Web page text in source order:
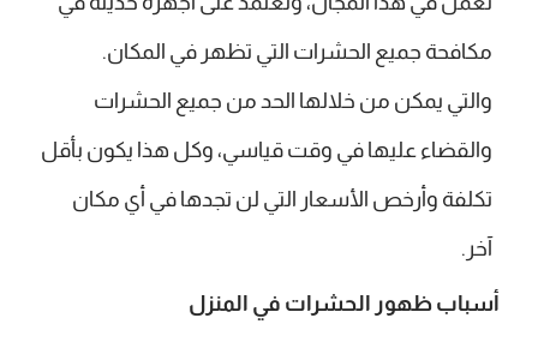
مكافحة جميع الحشرات التي تظهر في المكان.
والتي يمكن من خلالها الحد من جميع الحشرات
والقضاء عليها في وقت قياسي، وكل هذا يكون بأقل
تكلفة وأرخص الأسعار التي لن تجدها في أي مكان
آخر.
أسباب ظهور الحشرات في المنزل